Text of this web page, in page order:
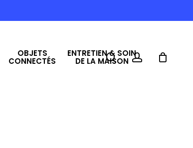
OBJETS
CONNECTÉS
ENTRETIEN & SOIN
DE LA MAISONsearchaccount